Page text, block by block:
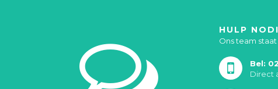
HULP
Ons team
Bel:
Direct